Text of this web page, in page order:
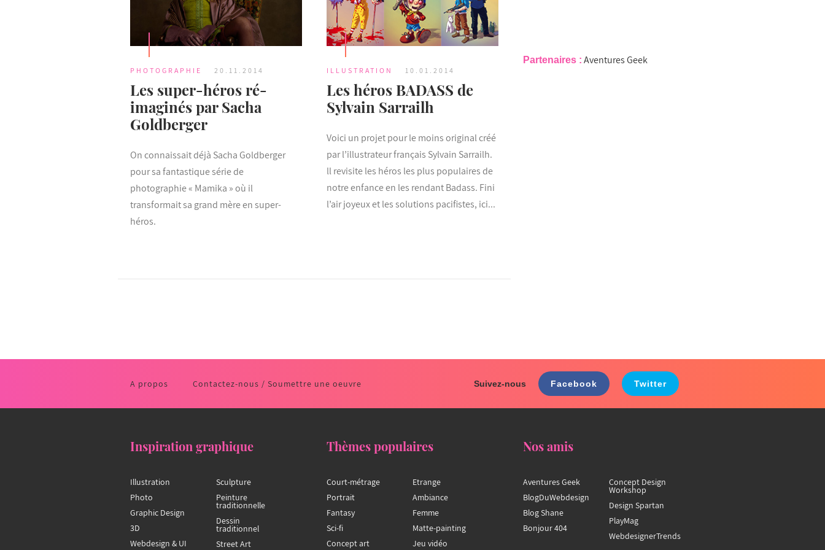
Partenaires : Aventures Geek
PHOTOGRAPHIE 20.11.2014
Les super-héros ré-
imaginés par Sacha
Goldberger
On connaissait déjà Sacha Goldberger
pour sa fantastique série de
photographie « Mamika » où il
transformait sa grand mère en super-
héros.
ILLUSTRATION 10.01.2014
Les héros BADASS de
Sylvain Sarrailh
Voici un projet pour le moins original créé
par l’illustrateur français Sylvain Sarrailh.
ll revisite les héros les plus populaires de
notre enfance en les rendant Badass. Fini
l’air joyeux et les solutions pacifistes, ici...
A propos Contactez-nous / Soumettre une oeuvre Suivez-nous Facebook Twitter
Inspiration graphique
Illustration
Photo
Graphic Design
3D
Webdesign & UI
Sculpture
Peinture
traditionnelle
Dessin
traditionnel
Street Art
Thèmes populaires
Court-métrage
Portrait
Fantasy
Sci-fi
Concept art
Etrange
Ambiance
Femme
Matte-painting
Jeu vidéo
Nos amis
Aventures Geek
BlogDuWebdesign
Blog Shane
Bonjour 404
Concept Design
Workshop
Design Spartan
PlayMag
WebdesignerTrends